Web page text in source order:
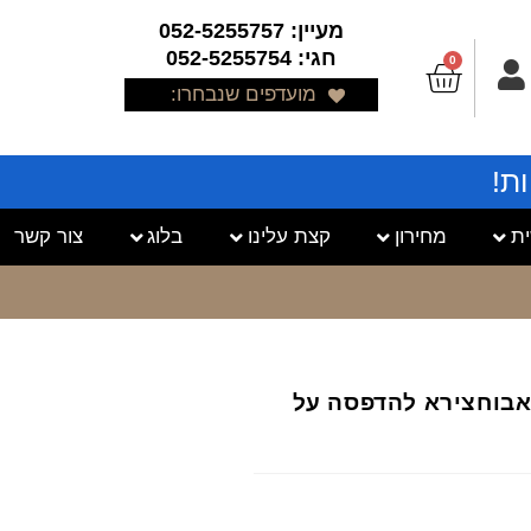
0
מעיין: 052-5255757
חגי: 052-5255754
מועדפים שנבחרו:
מחירון קצת עלינו בלוג צור קשר
אבוחצירא להדפסה על